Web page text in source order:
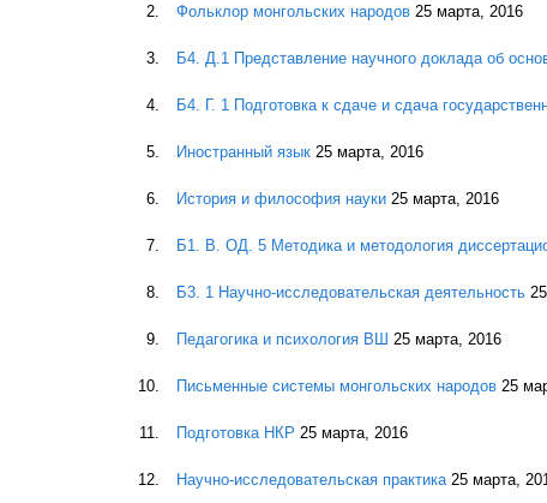
Фольклор монгольских народов 25 марта, 2016
Б4. Д.1 Представление научного доклада об
Б4. Г. 1 Подготовка к сдаче и сдача
Иностранный язык 25 марта, 2016
История и философия науки 25 марта, 2016
Б1. В. ОД. 5 Методика и методология
Б3. 1 Научно-исследовательская деятельность
Педагогика и психология ВШ 25 марта, 2016
Письменные системы монгольских народов 25
Подготовка НКР 25 марта, 2016
Научно-исследовательская практика 25 марта,